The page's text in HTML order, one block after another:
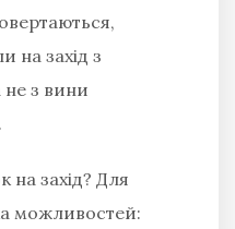
на захід з
не з вини
на захід? Для
можливостей: